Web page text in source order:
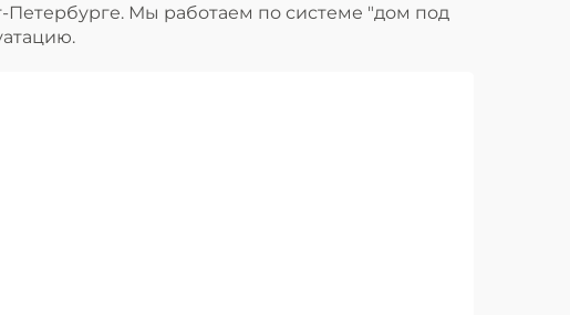
Петербурге. Мы работаем по системе "дом под